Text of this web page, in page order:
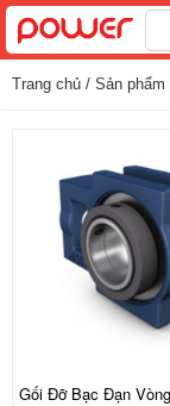
Tìm
kiếm
Trang chủ / Sản
Gối Đỡ Bạc Đạn